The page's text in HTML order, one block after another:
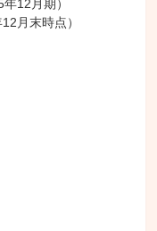
12月期）
月末時点）